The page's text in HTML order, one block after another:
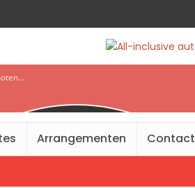
Arrangementen Contact